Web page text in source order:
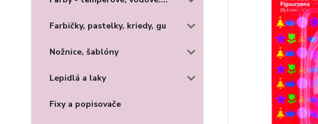
Farbičky, pastelky, kriedy, gu
Nožnice, šablóny
Lepidlá a laky
Fixy a popisovače